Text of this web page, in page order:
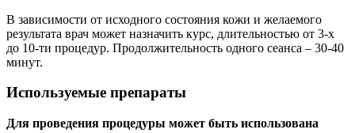
В зависимости от исходного состояния кожи и желаемого
результата врач может назначить курс, длительностью от 3-х
до 10-ти процедур. Продолжительность одного сеанса – 30-40
минут.
Используемые препараты
Для проведения процедуры может быть использована